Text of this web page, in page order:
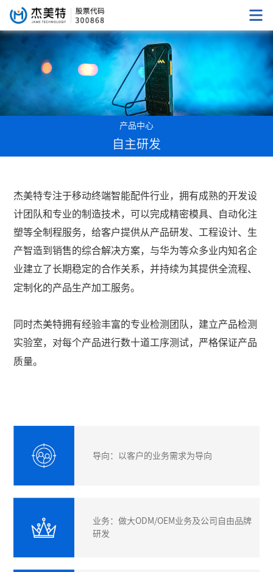
产品中心
自主研发
杰美特专注于移动终端智能配件行业，拥有成熟的开发设
计团队和专业的制造技术，可以完成精密模具、自动化注
塑等全制程服务，给客户提供从产品研发、工程设计、生
产智造到销售的综合解决方案，与华为等众多业内知名企
业建立了长期稳定的合作关系，并持续为其提供全流程、
定制化的产品生产加工服务。
同时杰美特拥有经验丰富的专业检测团队，建立产品检测
实验室，对每个产品进行数十道工序测试，严格保证产品
质量。
导向：以客户的业务需求为导向
业务：做大ODM/OEM业务及公司自由品牌
研发